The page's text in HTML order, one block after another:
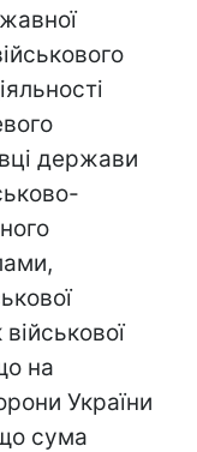
держави
на
України
сума